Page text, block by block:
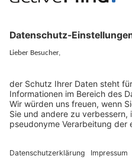
Über uns
Kontakt
Presse, Medien & Events
Impressum